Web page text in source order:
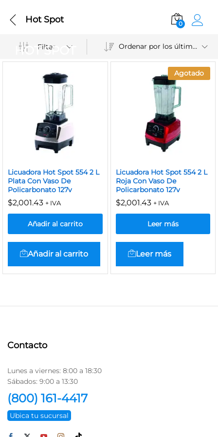
Hot Spot 0
HOT SPOT
Filter Ordenar por los últimos
Licuadora Hot Spot 554 2 L
Plata Con Vaso De
Policarbonato 127v
$2,001.43 + IVA
Añadir al carrito
Añadir al carrito
Agotado
Licuadora Hot Spot 554 2 L
Roja Con Vaso De
Policarbonato 127v
$2,001.43 + IVA
Leer más
Leer más
Contacto
Lunes a viernes: 8:00 a 18:30
Sábados: 9:00 a 13:30
(800) 161-4417
Ubica tu sucursal